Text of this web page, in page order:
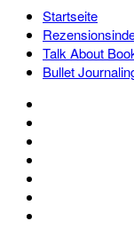
Startseite
Talk About
Bullet